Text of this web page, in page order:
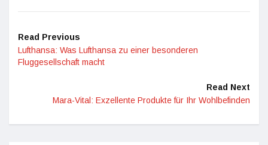
Read Previous
Lufthansa: Was Lufthansa zu einer besonderen
Fluggesellschaft macht
Read Next
Mara-Vital: Exzellente Produkte für Ihr Wohlbefinden